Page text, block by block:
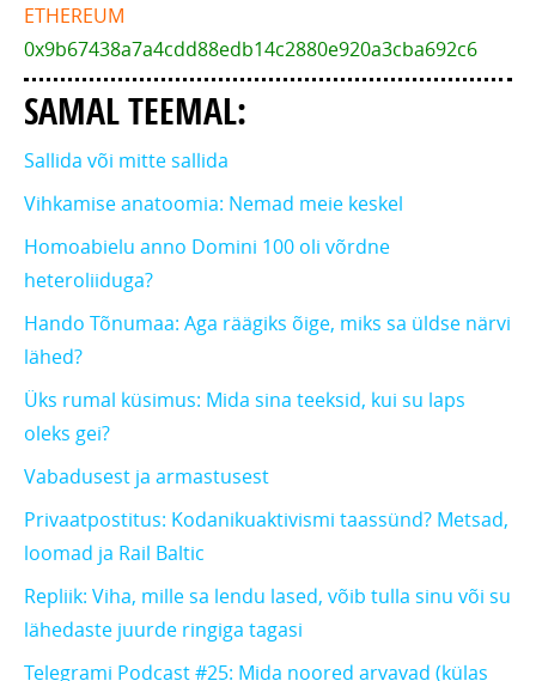
ETHEREUM
0x9b67438a7a4cdd88edb14c2880e920a3cba692c6
SAMAL TEEMAL:
Sallida või mitte sallida
Vihkamise anatoomia: Nemad meie keskel
Homoabielu anno Domini 100 oli võrdne
heteroliiduga?
Hando Tõnumaa: Aga räägiks õige, miks sa üldse närvi
lähed?
Üks rumal küsimus: Mida sina teeksid, kui su laps
oleks gei?
Vabadusest ja armastusest
Privaatpostitus: Kodanikuaktivismi taassünd? Metsad,
loomad ja Rail Baltic
Repliik: Viha, mille sa lendu lased, võib tulla sinu või su
lähedaste juurde ringiga tagasi
Telegrami Podcast #25: Mida noored arvavad (külas